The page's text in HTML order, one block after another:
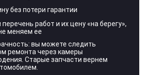
без потери гарантии
работ и их цену «на берегу»,
меняем ее
вы можете следить
ремонта через камеры
Старые запчасти вернем